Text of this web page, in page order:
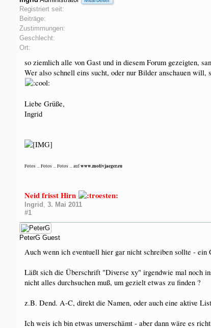
Registriert seit:
Beiträge:
Zustimmungen:
Geschlecht:
Ort:
so ziemlich alle von Gast und in diesem Forum gezeigten,
Wer also schnell eins sucht, oder nur Bilder anschauen
Liebe Grüße,
Ingrid
Fotos ... Fotos ... Fotos ... aufwww.motivjaeger.eu
Neid frisst Hirn
Ingrid , 3. Mai 2011
#1
PeterG Guest
Auch wenn ich eventuell hier gar nicht schreiben sollte - ein
Läßt sich die Überschrift "Diverse xy" irgendwie mal noch
nicht alles durchsuchen muß, um gezielt etwas zu finden ?
z.B. Dend. A-C, direkt die Namen, oder auch eine aktive
Ich weis ich bin etwas unverschämt - aber dann wäre es